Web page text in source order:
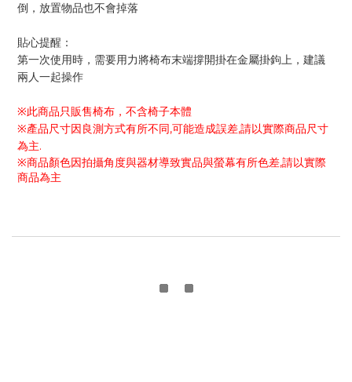
倒，放置物品也不會掉落
貼心提醒：
第一次使用時，需要用力將椅布末端撐開掛在金屬掛鉤上，建議
兩人一起操作
※此商品只販售椅布，不含椅子本體
※產品尺寸因良測方式有所不同,可能造成誤差,請以實際商品尺寸
為主.
※商品顏色因拍攝角度與器材導致實品與螢幕有所色差,請以實際
商品為主